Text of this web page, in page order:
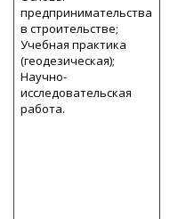
предпринимательства
в строительстве;
Учебная практика
(геодезическая);
Научно-
исследовательская
работа.